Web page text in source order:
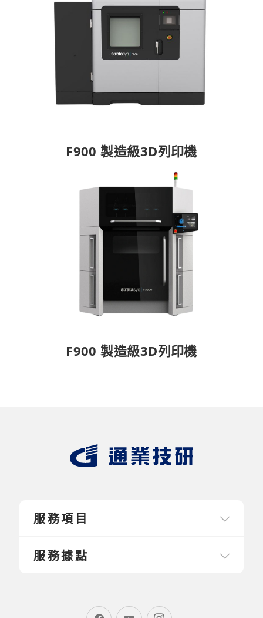
F900 製造級3D列印機
F900 製造級3D列印機
服務項目
服務據點